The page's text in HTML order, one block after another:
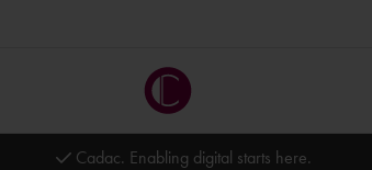
Cadac. Enabling digital starts here.